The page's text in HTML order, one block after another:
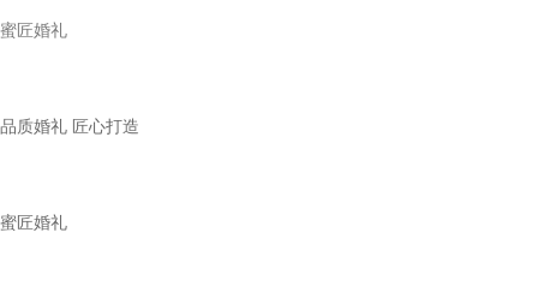
蜜匠婚礼
品质婚礼 匠心打造
蜜匠婚礼